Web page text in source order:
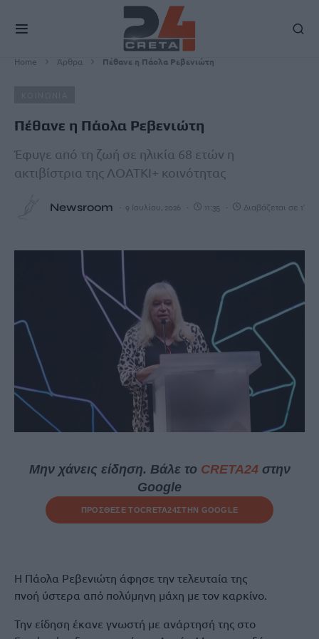
Home Άρθρα Πέθανε η Πάολα Ρεβενιώτη
Πέθανε η Πάολα Ρεβενιώτη
Έφυγε από τη ζωή σε ηλικία 68 ετών η
ακτιβίστρια της ΛΟΑΤΚΙ+ κοινότητας
Newsroom 9 Ιουλίου, 2026 11:35 Διαβάζεται σε 1'
Μην χάνεις είδηση. Βάλε το CRETA24στην
Google
ΠΡΟΣΘΕΣΕ ΤΟCRETA24ΣΤΗΝ GOOGLE
Η Πάολα Ρεβενιώτη άφησε την τελευταία της
πνοή ύστερα από πολύμηνη μάχη με τον καρκίνο.
Την είδηση έκανε γνωστή με ανάρτησή της στο